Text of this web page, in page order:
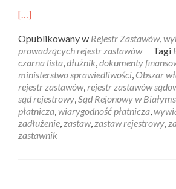
[…]
Opublikowany w Rejestr Zastawów,
prowadzących rejestr zastawów
Tagi
czarna lista,dłużnik,dokumenty
ministerstwo sprawiedliwości, Obszar
rejestr zastawów,rejestr zastawów
sąd rejestrowy,Sąd Rejonowy w
płatnicza,wiarygodność płatnicza,
zadłużenie,zastaw,zastaw rejestrowy,
zastawnik